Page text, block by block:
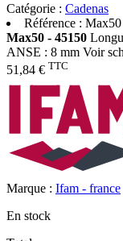
Catégorie : Cadenas
Référence : Max50
Max50 - 45150
ANSE : 8 mm Voir
51,84 € TTC
Marque : Ifam - france
En stock